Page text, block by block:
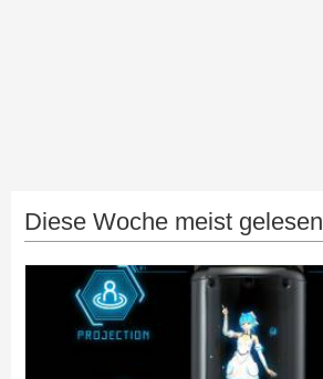
Diese Woche meist gelesen